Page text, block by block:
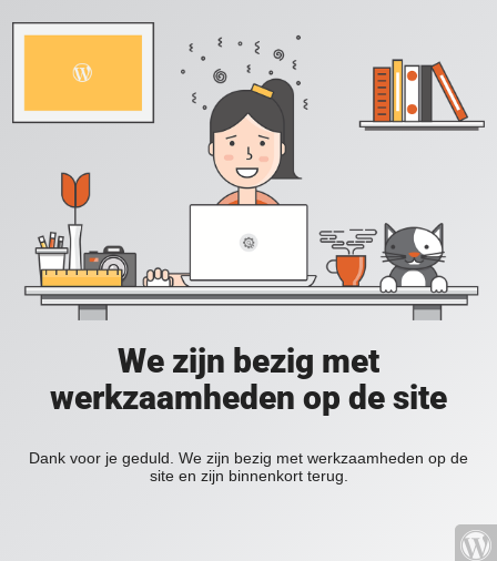
We zijn bezig met
werkzaamheden op de site
Dank voor je geduld. We zijn bezig met werkzaamheden op de
site en zijn binnenkort terug.